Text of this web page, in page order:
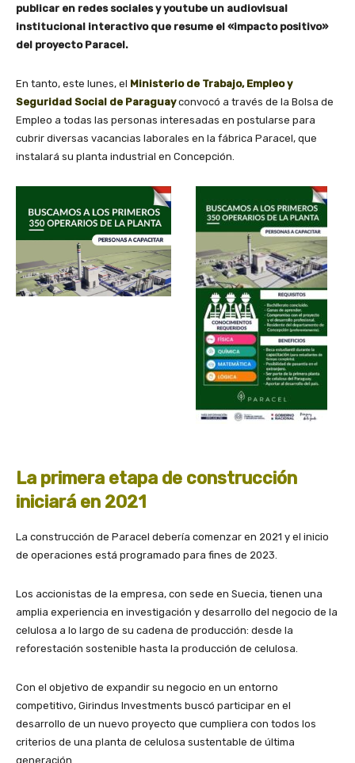
publicar en redes sociales y youtube un audiovisual
institucional interactivo que resume el «impacto positivo»
del proyecto Paracel.
En tanto, este lunes, el Ministerio de Trabajo, Empleo y
Seguridad Social de Paraguay convocó a través de la Bolsa de
Empleo a todas las personas interesadas en postularse para
cubrir diversas vacancias laborales en la fábrica Paracel, que
instalará su planta industrial en Concepción.
La primera etapa de construcción
iniciará en 2021
La construcción de Paracel debería comenzar en 2021 y el inicio
de operaciones está programado para fines de 2023.
Los accionistas de la empresa, con sede en Suecia, tienen una
amplia experiencia en investigación y desarrollo del negocio de la
celulosa a lo largo de su cadena de producción: desde la
reforestación sostenible hasta la producción de celulosa.
Con el objetivo de expandir su negocio en un entorno
competitivo, Girindus Investments buscó participar en el
desarrollo de un nuevo proyecto que cumpliera con todos los
criterios de una planta de celulosa sustentable de última
generación.